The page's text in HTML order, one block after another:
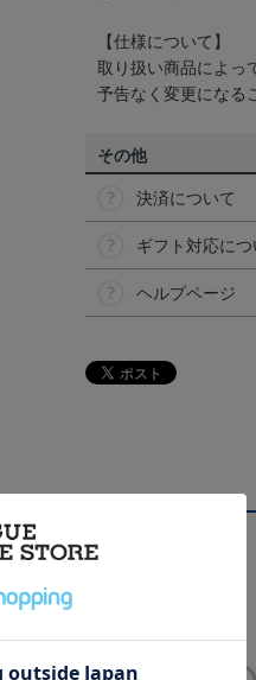
【仕様について】
取り扱い商品によっ
予告なく変更になる
その他
決済について
ギフト対応に
ヘルプページ
NEW